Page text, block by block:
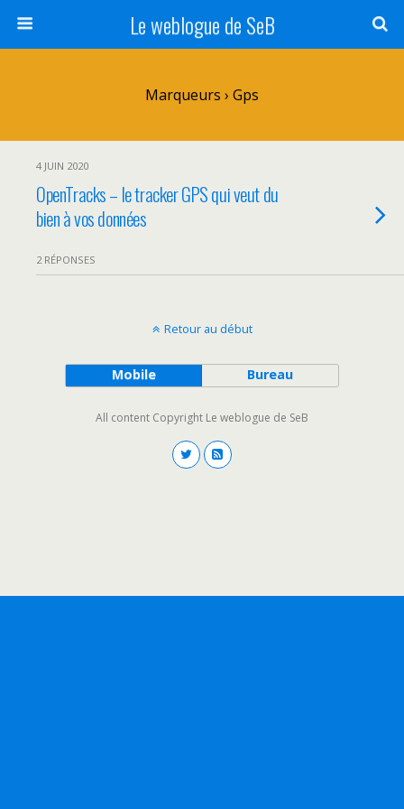
Le weblogue de SeB
Marqueurs › Gps
4 JUIN 2020
OpenTracks – le tracker GPS qui veut du
bien à vos données
2 RÉPONSES
Retour au début
Mobile Bureau
All content Copyright Le weblogue de SeB